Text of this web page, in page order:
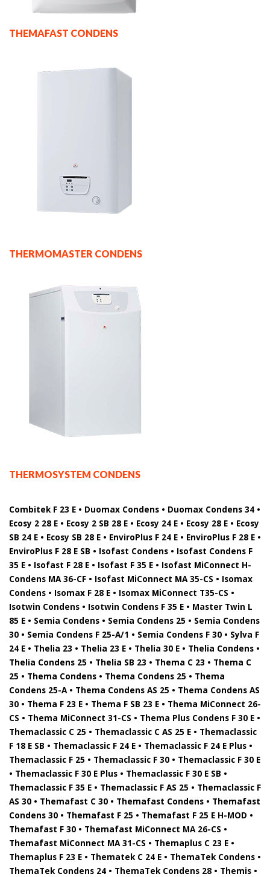
THEMAFAST CONDENS
THERMOMASTER CONDENS
THERMOSYSTEM CONDENS
Combitek F 23 E • Duomax Condens • Duomax Condens 34 •
Ecosy 2 28 E • Ecosy 2 SB 28 E • Ecosy 24 E • Ecosy 28 E • Ecosy
SB 24 E • Ecosy SB 28 E • EnviroPlus F 24 E • EnviroPlus F 28 E •
EnviroPlus F 28 E SB • Isofast Condens • Isofast Condens F
35 E • Isofast F 28 E • Isofast F 35 E • Isofast MiConnect H-
Condens MA 36-CF • Isofast MiConnect MA 35-CS • Isomax
Condens • Isomax F 28 E • Isomax MiConnect T35-CS •
Isotwin Condens • Isotwin Condens F 35 E • Master Twin L
85 E • Semia Condens • Semia Condens 25 • Semia Condens
30 • Semia Condens F 25-A/1 • Semia Condens F 30 • Sylva F
24 E • Thelia 23 • Thelia 23 E • Thelia 30 E • Thelia Condens •
Thelia Condens 25 • Thelia SB 23 • Thema C 23 • Thema C
25 • Thema Condens • Thema Condens 25 • Thema
Condens 25-A • Thema Condens AS 25 • Thema Condens AS
30 • Thema F 23 E • Thema F SB 23 E • Thema MiConnect 26-
CS • Thema MiConnect 31-CS • Thema Plus Condens F 30 E •
Themaclassic C 25 • Themaclassic C AS 25 E • Themaclassic
F 18 E SB • Themaclassic F 24 E • Themaclassic F 24 E Plus •
Themaclassic F 25 • Themaclassic F 30 • Themaclassic F 30 E
• Themaclassic F 30 E Plus • Themaclassic F 30 E SB •
Themaclassic F 35 E • Themaclassic F AS 25 • Themaclassic F
AS 30 • Themafast C 30 • Themafast Condens • Themafast
Condens 30 • Themafast F 25 • Themafast F 25 E H-MOD •
Themafast F 30 • Themafast MiConnect MA 26-CS •
Themafast MiConnect MA 31-CS • Themaplus C 23 E •
Themaplus F 23 E • Thematek C 24 E • ThemaTek Condens •
ThemaTek Condens 24 • ThemaTek Condens 28 • Themis •